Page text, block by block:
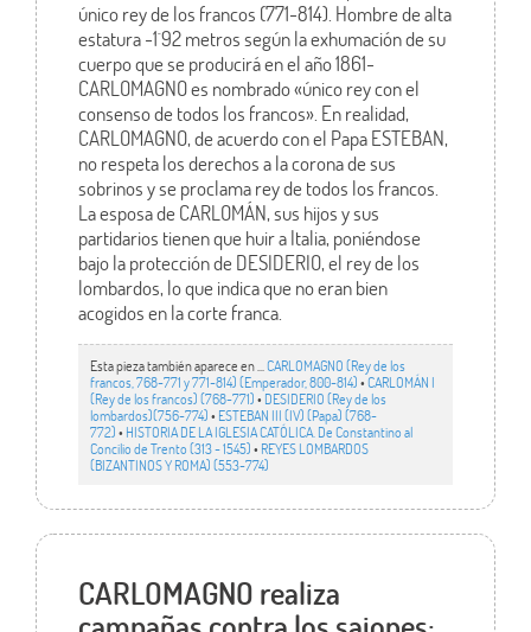
único rey de los francos (771-814). Hombre de alta
estatura -1´92 metros según la exhumación de su
cuerpo que se producirá en el año 1861-
CARLOMAGNO es nombrado «único rey con el
consenso de todos los francos». En realidad,
CARLOMAGNO, de acuerdo con el Papa ESTEBAN,
no respeta los derechos a la corona de sus
sobrinos y se proclama rey de todos los francos.
La esposa de CARLOMÁN, sus hijos y sus
partidarios tienen que huir a Italia, poniéndose
bajo la protección de DESIDERIO, el rey de los
lombardos, lo que indica que no eran bien
acogidos en la corte franca.
Esta pieza también aparece en ... CARLOMAGNO (Rey de los
francos, 768-771 y 771-814) (Emperador, 800-814)•CARLOMÁN I
(Rey de los francos) (768-771)• DESIDERIO (Rey de los
lombardos)(756-774)• ESTEBAN III (IV) (Papa) (768-
772)• HISTORIA DE LA IGLESIA CATÓLICA. De Constantino al
Concilio de Trento (313 - 1545)• REYES LOMBARDOS
(BIZANTINOS Y ROMA) (553-774)
CARLOMAGNO realiza